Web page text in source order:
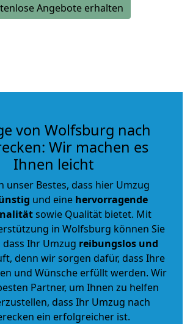
Angebote erhalten
von Wolfsburg nach
Wir machen es
Ihnen leicht
unser Bestes, dass hier Umzug
und eine hervorragende
sowie Qualität bietet. Mit
in Wolfsburg können Sie
dass Ihr Umzug reibungslos und
denn wir sorgen dafür, dass Ihre
und Wünsche erfüllt werden. Wir
Partner, um Ihnen zu helfen
dass Ihr Umzug nach
ein erfolgreicher ist.